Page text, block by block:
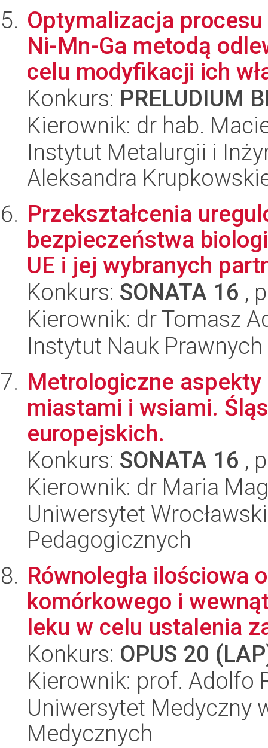
Optymalizacja
Ni-Mn-Ga metodą
celu modyfikacji ich
Konkurs: PRELUDIUM
Kierownik: dr hab.
Instytut Metalurgii i
Aleksandra
Przekształcenia
bezpieczeństwa
UE i jej wybranych
Konkurs: SONATA 16 ,
Kierownik: dr Tomasz
Instytut Nauk Prawnych
Metrologiczne
miastami i wsiami.
europejskich.
Konkurs: SONATA 16 ,
Kierownik: dr Maria
Uniwersytet
Pedagogicznych
Równoległa ilościowa
komórkowego i
leku w celu ustalenia
Konkurs: OPUS 20
Kierownik: prof. Adolfo
Uniwersytet Medyczny
Medycznych